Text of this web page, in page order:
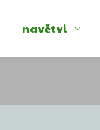
navětvi